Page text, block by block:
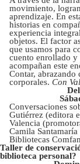
movimiento,
aprendizaje. En
historias en
experiencia
objetos. El factor
que usamos para
cuento enrollado y
acompañan este
Contar,
corporales. Con
Conversaciones
Gutiérrez (editora
Valencia
Camila
Bibliotecas
Taller de
biblioteca personal?